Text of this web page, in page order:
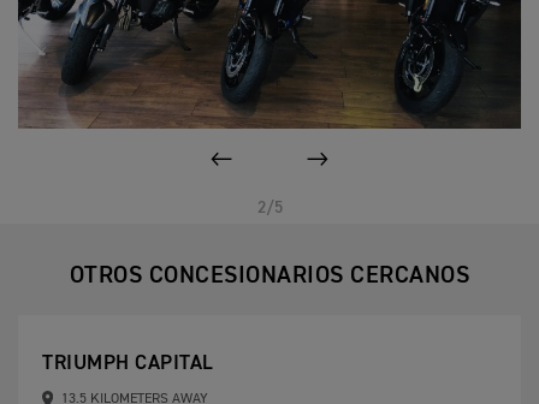
2/5
OTROS CONCESIONARIOS CERCANOS
TRIUMPH CAPITAL
13.5 KILOMETERS AWAY